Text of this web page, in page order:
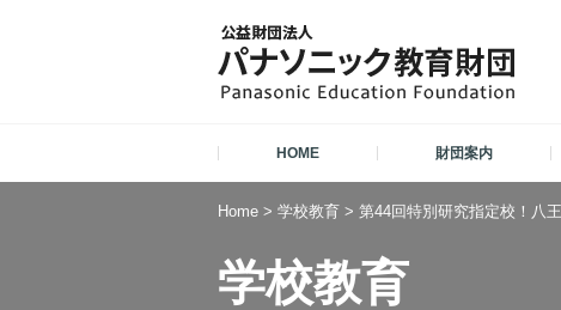
HOME 財団案内
Home > 学校教育 > 第44回特別研究指定校！八
学校教育